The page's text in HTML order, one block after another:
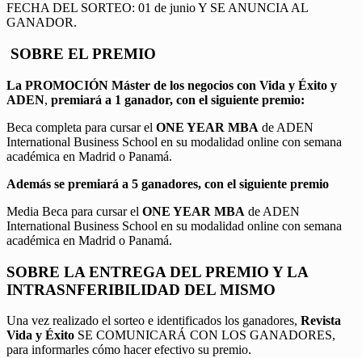
FECHA DEL SORTEO: 01 de junio Y SE ANUNCIA AL
GANADOR.
SOBRE EL PREMIO
La PROMOCIÓN Máster de los negocios con Vida y Éxito y
ADEN, premiará a 1 ganador, con el siguiente premio:
Beca completa para cursar el ONE YEAR MBA de ADEN
International Business School en su modalidad online con semana
académica en Madrid o Panamá.
Además se premiará a 5 ganadores, con el siguiente premio
Media Beca para cursar el ONE YEAR MBA de ADEN
International Business School en su modalidad online con semana
académica en Madrid o Panamá.
SOBRE LA ENTREGA DEL PREMIO Y LA
INTRASNFERIBILIDAD DEL MISMO
Una vez realizado el sorteo e identificados los ganadores, Revista
Vida y Éxito SE COMUNICARÁ CON LOS GANADORES,
para informarles cómo hacer efectivo su premio.